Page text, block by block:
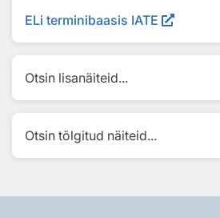
ELi terminibaasis IATE
Otsin lisanäiteid...
Otsin tõlgitud näiteid...